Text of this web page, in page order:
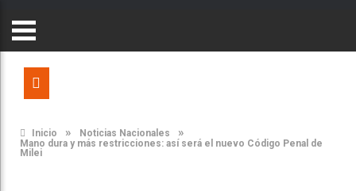
Inicio » Noticias Nacionales »
Mano dura y más restricciones: así será el nuevo Código Penal de
Milei